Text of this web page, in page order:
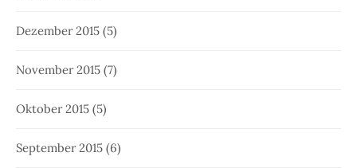
Dezember 2015 (5)
November 2015 (7)
Oktober 2015 (5)
September 2015 (6)